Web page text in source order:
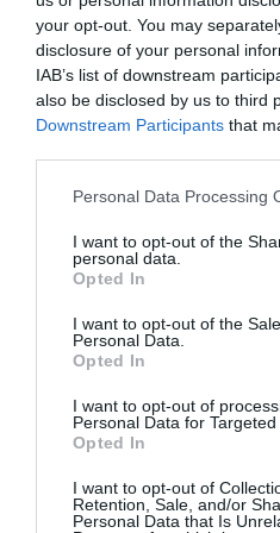
your opt-out. You may
disclosure of your personal
IAB’s list of downstream
also be disclosed by us to third
Downstream Participants that
Personal Data Processing
I want to opt-out of the
personal data.
Opted In
I want to opt-out of the
Personal Data.
Opted In
I want to opt-out of
Personal Data for Targeted
Opted In
I want to opt-out of
Retention, Sale, and/or
Personal Data that Is
Eισιτήρια:
Ελεύθερη συνεισφορά
Πληροφορίες /
www.diafragma26.gr
μάθετε πρώτοι όλες τις
Πολιτισμό στο
Νέοι Διαγωνισμοί❯
Tags
ΟΜΑΔΙΚΕΣ ΕΚΘΕΣΕΙΣ